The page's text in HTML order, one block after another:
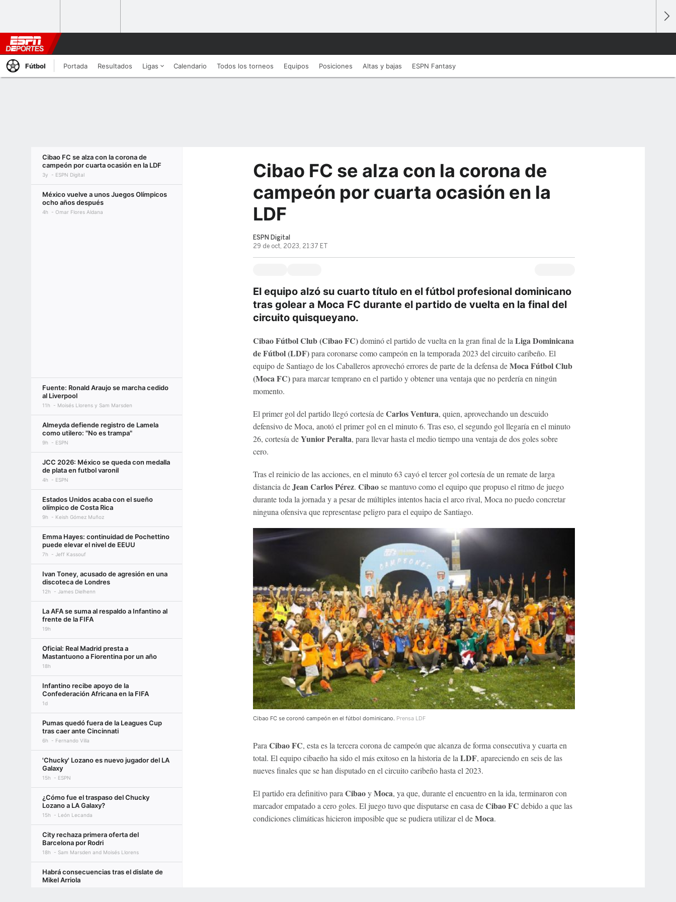
Fútbol Portada Resultados Ligas Calendario Todos los torneos Equipos Posiciones Altas y bajas ESPN Fantasy
Cibao FC se alza con la corona de
campeón por cuarta ocasión en la LDF
3y ESPN Digital
México vuelve a unos Juegos Olímpicos
ocho años después
4h Omar Flores Aldana
Fuente: Ronald Araujo se marcha cedido
al Liverpool
11h Moisés Llorens y Sam Marsden
Almeyda defiende registro de Lamela
como utilero: "No es trampa"
9h ESPN
JCC 2026: México se queda con medalla
de plata en futbol varonil
4h ESPN
Estados Unidos acaba con el sueño
olímpico de Costa Rica
9h Keish Gómez Muñoz
Emma Hayes: continuidad de Pochettino
puede elevar el nivel de EEUU
7h Jeff Kassouf
Ivan Toney, acusado de agresión en una
discoteca de Londres
12h James Dielhenn
La AFA se suma al respaldo a Infantino al
frente de la FIFA
19h
Oficial: Real Madrid presta a
Mastantuono a Fiorentina por un año
18h
Infantino recibe apoyo de la
Confederación Africana en la FIFA
1d
Pumas quedó fuera de la Leagues Cup
tras caer ante Cincinnati
6h Fernando Villa
'Chucky' Lozano es nuevo jugador del LA
Galaxy
15h ESPN
¿Cómo fue el traspaso del Chucky
Lozano a LA Galaxy?
15h León Lecanda
City rechaza primera oferta del
Barcelona por Rodri
18h Sam Marsden and Moisés Llorens
Habrá consecuencias tras el dislate de
Mikel Arriola
Cibao FC se alza con la corona de
campeón por cuarta ocasión en la
LDF
ESPN Digital
29 de oct, 2023, 21:37 ET
El equipo alzó su cuarto título en el fútbol profesional dominicano
tras golear a Moca FC durante el partido de vuelta en la final del
circuito quisqueyano.
Cibao Fútbol Club (Cibao FC)dominó el partido de vuelta en la gran final de la Liga Dominicana
de Fútbol (LDF)para coronarse como campeón en la temporada 2023 del circuito caribeño. El
equipo de Santiago de los Caballeros aprovechó errores de parte de la defensa deMoca Fútbol Club
(Moca FC)para marcar temprano en el partido y obtener una ventaja que no perdería en ningún
momento.
El primer gol del partido llegó cortesía deCarlos Ventura, quien, aprovechando un descuido
defensivo de Moca, anotó el primer gol en el minuto 6. Tras eso, el segundo gol llegaría en el minuto
26, cortesía deYunior Peralta, para llevar hasta el medio tiempo una ventaja de dos goles sobre
cero.
Tras el reinicio de las acciones, en el minuto 63 cayó el tercer gol cortesía de un remate de larga
distancia deJean Carlos Pérez. Cibaose mantuvo como el equipo que propuso el ritmo de juego
durante toda la jornada y a pesar de múltiples intentos hacia el arco rival, Moca no puedo concretar
ninguna ofensiva que representase peligro para el equipo de Santiago.
Cibao FC se coronó campeón en el fútbol dominicano. Prensa LDF
ParaCibao FC, esta es la tercera corona de campeón que alcanza de forma consecutiva y cuarta en
total. El equipo cibaeño ha sido el más exitoso en la historia de laLDF, apareciendo en seis de las
nueves finales que se han disputado en el circuito caribeño hasta el 2023.
El partido era definitivo paraCibaoyMoca, ya que, durante el encuentro en la ida, terminaron con
marcador empatado a cero goles. El juego tuvo que disputarse en casa deCibao FC debido a que las
condiciones climáticas hicieron imposible que se pudiera utilizar el deMoca.